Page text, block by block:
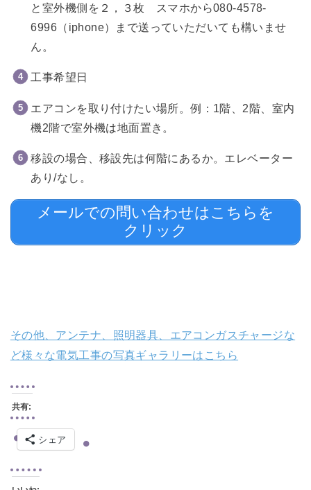
と室外機側を２，３枚 スマホから080-4578-
6996（iphone）まで送っていただいても構いませ
ん。
工事希望日
エアコンを取り付けたい場所。例：1階、2階、室内
機2階で室外機は地面置き。
移設の場合、移設先は何階にあるか。エレベーター
あり/なし。
メールでの問い合わせはこちらを
クリック
その他、アンテナ、照明器具、エアコンガスチャージな
ど様々な電気工事の写真ギャラリーはこちら
共有:
シェア